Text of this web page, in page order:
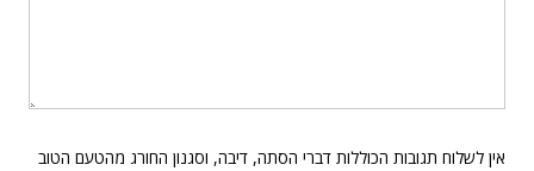
אין לשלוח תגובות הכוללות דברי הסתה, דיבה, וסגנון החורג מהטעם הטוב